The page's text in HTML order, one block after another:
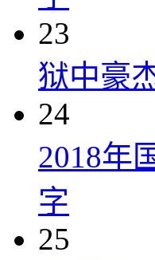
23
狱中豪
24
2018年
字
25